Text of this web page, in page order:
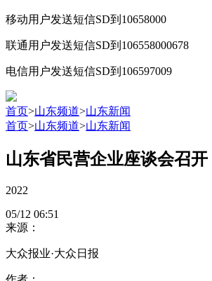
移动用户发送短信SD到10658000
联通用户发送短信SD到106558000678
电信用户发送短信SD到106597009
首页>山东频道>山东新闻
首页>山东频道>山东新闻
山东省民营企业座谈会召开
2022
05/12 06:51
来源：
大众报业·大众日报